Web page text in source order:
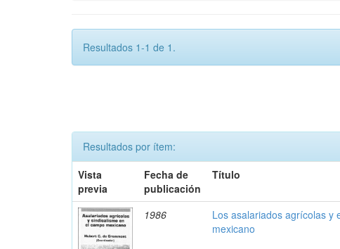
Resultados 1-1 de 1.
Resultados por ítem:
Vista
previa
Fecha de
publicación
Título
1986
Los asalariados agrícolas y
mexicano